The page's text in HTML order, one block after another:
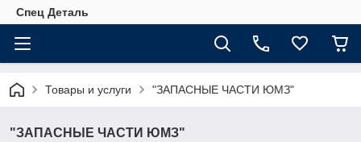
Спец Деталь
Товары и услуги "ЗАПАСНЫЕ ЧАСТИ ЮМЗ"
"ЗАПАСНЫЕ ЧАСТИ ЮМЗ"